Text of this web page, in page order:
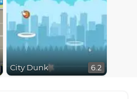
City Dunk 6.2